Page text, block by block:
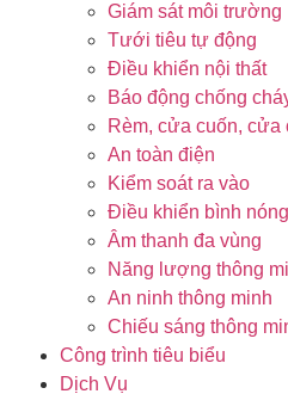
Giám sát môi trường
Tưới tiêu tự động
Điều khiển nội thất
Báo động chống
Rèm, cửa cuốn, cửa
An toàn điện
Kiểm soát ra vào
Điều khiển bình
Âm thanh đa vùng
Năng lượng thông
An ninh thông minh
Chiếu sáng thông
Công trình tiêu biểu
Dịch Vụ